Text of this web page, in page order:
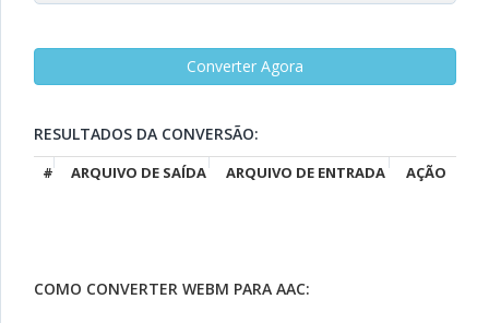
RESULTADOS DA CONVERSÃO:
# ARQUIVO DE SAÍDA ARQUIVO DE ENTRADA AÇÃO
COMO CONVERTER WEBM PARA AAC: